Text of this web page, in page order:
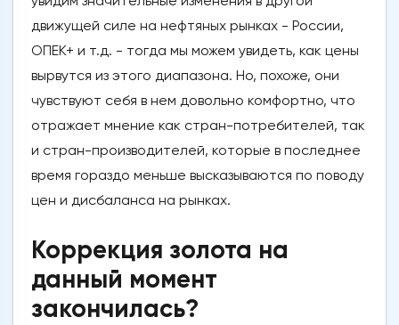
движущей силе на нефтяных рынках - России,
ОПЕК+ и т.д. - тогда мы можем увидеть, как цены
вырвутся из этого диапазона. Но, похоже, они
чувствуют себя в нем довольно комфортно, что
отражает мнение как стран-потребителей, так
и стран-производителей, которые в последнее
время гораздо меньше высказываются по поводу
цен и дисбаланса на рынках.
Коррекция золота на
данный момент
закончилась?